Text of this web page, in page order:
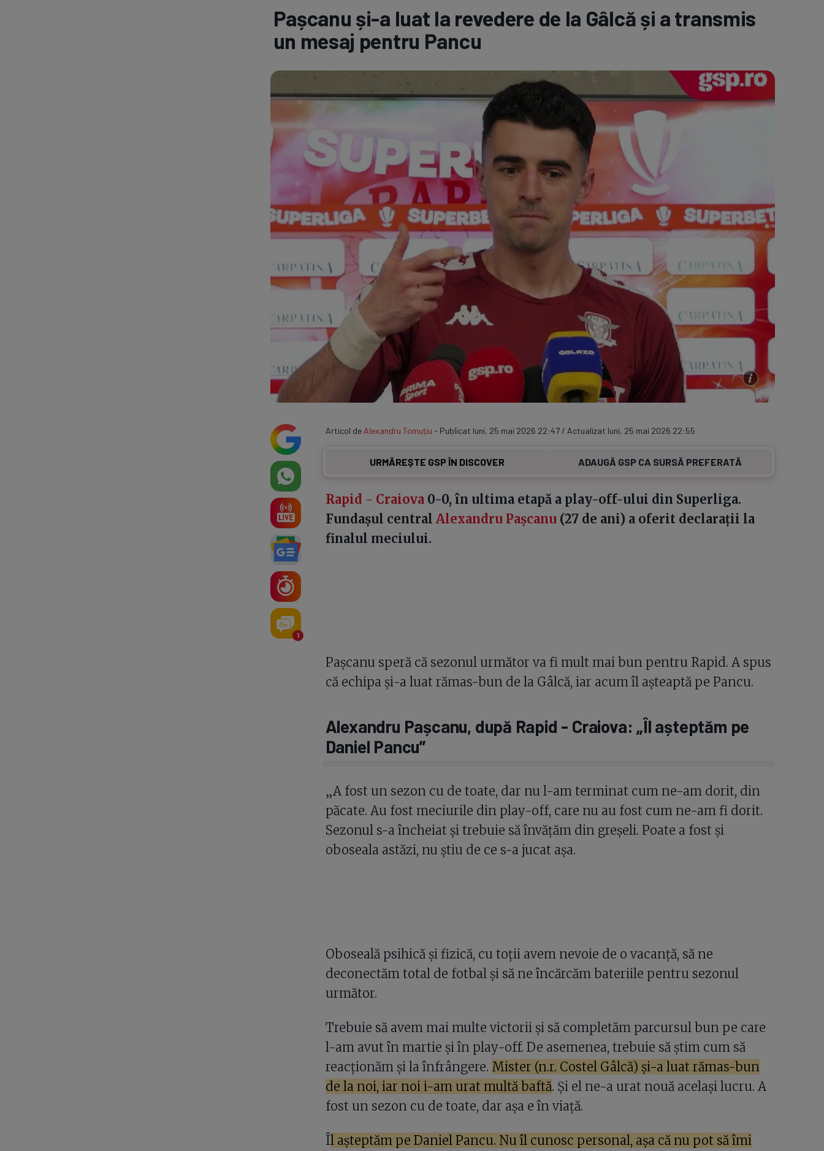
Serie A
Program TV
Pașcanu și-a luat la revedere de la Gâlcă și a transmis
un mesaj pentru Pancu
1
Articol de Alexandru Tomuțiu - Publicat luni, 25 mai 2026 22:47 / Actualizat luni, 25 mai 2026 22:55
URMĂREȘTE GSP ÎN DISCOVER ADAUGĂ GSP CA SURSĂ PREFERATĂ
Rapid - Craiova0-0, în ultima etapă a play-off-ului din Superliga.
Fundașul central Alexandru Pașcanu (27 de ani) a oferit declarații la
finalul meciului.
Pașcanu speră că sezonul următor va fi mult mai bun pentru Rapid. A spus
că echipa și-a luat rămas-bun de la Gâlcă, iar acum îl așteaptă pe Pancu.
Alexandru Pașcanu, după Rapid - Craiova: „Îl așteptăm pe
Daniel Pancu”
„A fost un sezon cu de toate, dar nu l-am terminat cum ne-am dorit, din
păcate. Au fost meciurile din play-off, care nu au fost cum ne-am fi dorit.
Sezonul s-a încheiat și trebuie să învățăm din greșeli. Poate a fost și
oboseala astăzi, nu știu de ce s-a jucat așa.
Oboseală psihică și fizică, cu toții avem nevoie de o vacanță, să ne
deconectăm total de fotbal și să ne încărcăm bateriile pentru sezonul
următor.
Trebuie să avem mai multe victorii și să completăm parcursul bun pe care
l-am avut în martie și în play-off. De asemenea, trebuie să știm cum să
reacționăm și la înfrângere. Mister (n.r. Costel Gâlcă) și-a luat rămas-bun
de la noi, iar noi i-am urat multă baftă. Și el ne-a urat nouă același lucru. A
fost un sezon cu de toate, dar așa e în viață.
Îl așteptăm pe Daniel Pancu. Nu îl cunosc personal, așa că nu pot să îmi